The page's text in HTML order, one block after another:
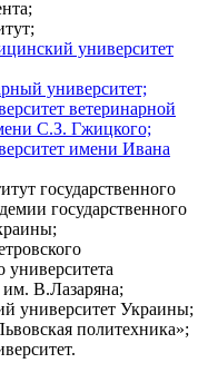
университет
университет;
ветеринарной
С.З. Гжицкого;
имени Ивана
государственного
государственного
университета
им. В.Лазаряна;
университет Украины;
политехника»;